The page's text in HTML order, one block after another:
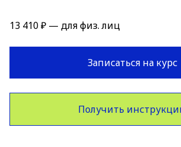
13 410 ₽ — для физ. лиц
Записаться на курс
Получить